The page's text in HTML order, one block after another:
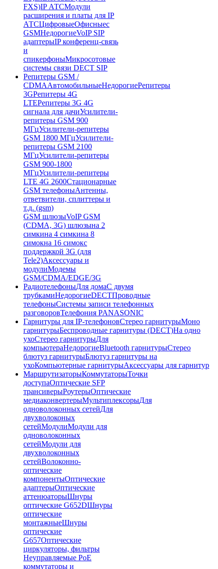
FXS)IP АТСМодули
расширения и платы для IP
АТСЦифровыеОфисныес
GSMНедорогиеVoIP SIP
адаптерыIP конференц-связь
и
спикерфоныМикросотовые
системы связи DECT SIP
Репитеры GSM /
CDMAАвтомобильныеНедорогиеРепитеры
3GРепитеры 4G
LTEРепитеры 3G 4G
сигнала для дачиУсилители-
репитеры GSM 900
МГцУсилители-репитеры
GSM 1800 МГцУсилители-
репитеры GSM 2100
МГцУсилители-репитеры
GSM 900-1800
МГцУсилители-репитеры
LTE 4G 2600Стационарные
GSM телефоныАнтенны,
ответвители, сплиттеры и
т.д. (gsm)
GSM шлюзыVoIP GSM
(CDMA, 3G) шлюзына 2
симкина 4 симкина 8
симокна 16 симокс
поддержкой 3G (для
Tele2)Аксессуары и
модулиМодемы
GSM/CDMA/EDGE/3G
РадиотелефоныДля домаС двумя
трубкамиНедорогиеDECTПроводные
телефоныСистемы записи телефонных
разговоровТелефония PANASONIC
Гарнитуры для IP-телефоновСтерео гарнитурыМоно
гарнитурыБеспроводные гарнитуры (DECT)На одно
ухоСтерео гарнитурыДля
компьютераНедорогиеBluetooth гарнитурыСтерео
блютуз гарнитурыБлютуз гарнитуры на
ухоКомпьютерные гарнитурыАксессуары для гарнитур
МаршрутизаторыКоммутаторыТочки
доступаОптические SFP
трансиверыРоутерыОптические
медиаконвертерыМультиплексорыДля
одноволоконных сетейДля
двухволоконых
сетейМодулиМодули для
одноволоконных
сетейМодули для
двухволоконных
сетейВолоконно-
оптические
компонентыОптические
адаптерыОптические
аттенюаторыШнуры
оптические G652DШнуры
оптические
монтажныеШнуры
оптические
G657Оптические
циркуляторы, фильтры
Неуправляемые PoE
коммутаторы и